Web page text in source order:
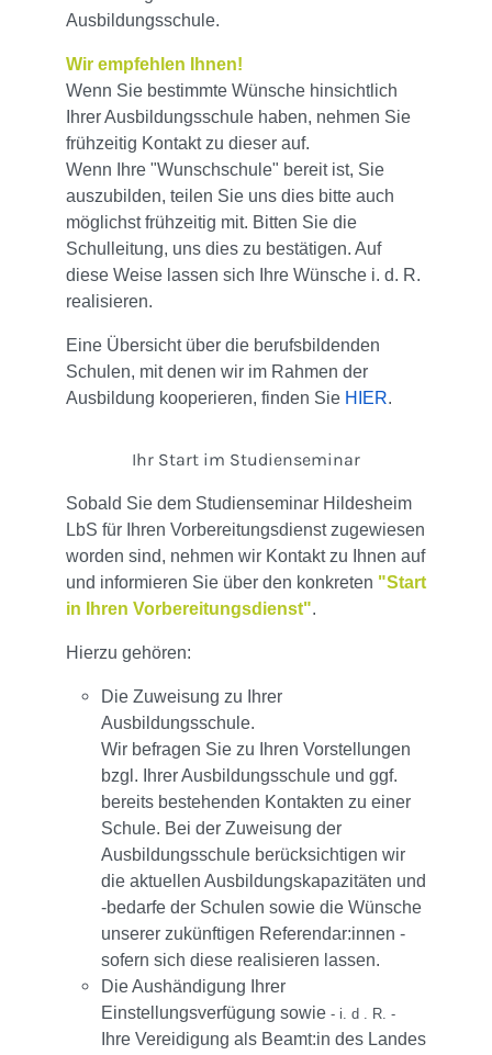
Ausbildungsschule.
Wir empfehlen Ihnen!
Wenn Sie bestimmte Wünsche hinsichtlich
Ihrer Ausbildungsschule haben, nehmen Sie
frühzeitig Kontakt zu dieser auf.
Wenn Ihre "Wunschschule" bereit ist, Sie
auszubilden, teilen Sie uns dies bitte auch
möglichst frühzeitig mit. Bitten Sie die
Schulleitung, uns dies zu bestätigen. Auf
diese Weise lassen sich Ihre Wünsche i. d. R.
realisieren.
Eine Übersicht über die berufsbildenden
Schulen, mit denen wir im Rahmen der
Ausbildung kooperieren, finden Sie HIER.
Ihr Start im Studienseminar
Sobald Sie dem Studienseminar Hildesheim
LbS für Ihren Vorbereitungsdienst zugewiesen
worden sind, nehmen wir Kontakt zu Ihnen auf
und informieren Sie über den konkreten "Start
in Ihren Vorbereitungsdienst".
Hierzu gehören:
Die Zuweisung zu Ihrer
Ausbildungsschule.
Wir befragen Sie zu Ihren Vorstellungen
bzgl. Ihrer Ausbildungsschule und ggf.
bereits bestehenden Kontakten zu einer
Schule. Bei der Zuweisung der
Ausbildungsschule berücksichtigen wir
die aktuellen Ausbildungskapazitäten und
-bedarfe der Schulen sowie die Wünsche
unserer zukünftigen Referendar:innen -
sofern sich diese realisieren lassen.
Die Aushändigung Ihrer
Einstellungsverfügung sowie - i. d . R. -
Ihre Vereidigung als Beamt:in des Landes